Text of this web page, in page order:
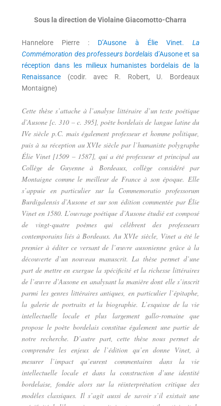
Sous la direction de Violaine Giacomotto-Charra
Hannelore Pierre : D’Ausone à Élie Vinet. La
Commémoration des professeurs bordelais d’Ausone et sa
réception dans les milieux humanistes bordelais de la
Renaissance (codir. avec R. Robert, U. Bordeaux
Montaigne)
Cette thèse s’attache à l’analyse littéraire d’un texte poétique
d’Ausone [c. 310 – c. 395], poète bordelais de langue latine du
IVe siècle p.C. mais également professeur et homme politique,
puis à sa réception au XVIe siècle par l’humaniste polygraphe
Élie Vinet [1509 – 1587], qui a été professeur et principal au
Collège de Guyenne à Bordeaux, collège considéré par
Montaigne comme le meilleur de France à son époque. Elle
s’appuie en particulier sur la Commemoratio professorum
Burdigalensis d’Ausone et sur son édition commentée par Élie
Vinet en 1580. L’ouvrage poétique d’Ausone étudié est composé
de vingt-quatre poèmes qui célèbrent des professeurs
contemporains liés à Bordeaux. Au XVIe siècle, Vinet a été le
premier à éditer ce versant de l’œuvre ausonienne grâce à la
découverte d’un nouveau manuscrit. La thèse permet d’une
part de mettre en exergue la spécificité et la richesse littéraires
de l’œuvre d’Ausone en analysant la manière dont elle s’inscrit
parmi les genres littéraires antiques, en particulier l’épitaphe,
la galerie de portraits et la biographie. L’esquisse de la vie
intellectuelle locale et plus largement gallo-romaine que
propose le poète bordelais constitue également une partie de
notre recherche. D’autre part, cette thèse nous permet de
comprendre les enjeux de l’édition qu’en donne Vinet, à
mesurer l’impact qu’eurent commentaires dans la vie
intellectuelle locale et dans la construction d’une identité
bordelaise, fondée alors sur la réinterprétation critique des
modèles classiques. Il s’agit aussi de savoir s’il existait une